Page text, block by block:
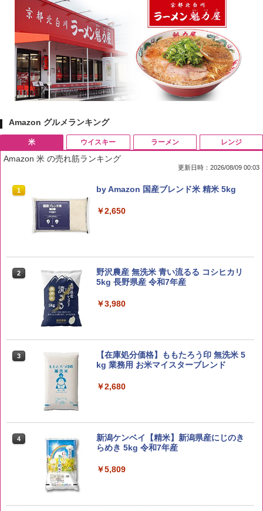
Amazon グルメランキング
米
Amazon 米 の売れ筋ランキング
更新日時：2026/08/09 00:03
1 by Amazon 国産ブレンド米 精米 5kg
￥2,650
2
野沢農産 無洗米 青い流るる コシヒカリ
5kg 長野県産 令和7年産
￥3,980
3
【在庫処分価格】ももたろう印 無洗米 5
kg 業務用 お米マイスターブレンド
￥2,680
4
新潟ケンベイ【精米】新潟県産にじのき
らめき 5kg 令和7年産
￥5,809
ウイスキー ラーメン レンジ